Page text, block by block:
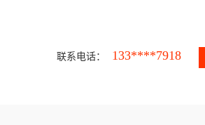
联系电话： 133****7918